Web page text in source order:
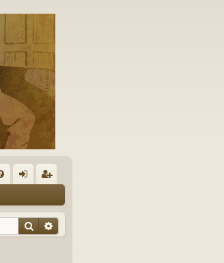
ne
xi
nr
eg
Rechercher
Recherche avancée